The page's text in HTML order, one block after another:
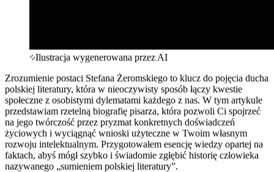
Ilustracja wygenerowana przez AI
Zrozumienie postaci Stefana Żeromskiego to klucz do pojęcia ducha
polskiej literatury, która w nieoczywisty sposób łączy kwestie
społeczne z osobistymi dylematami każdego z nas. W tym artykule
przedstawiam rzetelną biografię pisarza, która pozwoli Ci spojrzeć
na jego twórczość przez pryzmat konkretnych doświadczeń
życiowych i wyciągnąć wnioski użyteczne w Twoim własnym
rozwoju intelektualnym. Przygotowałem esencję wiedzy opartej na
faktach, abyś mógł szybko i świadomie zgłębić historię człowieka
nazywanego „sumieniem polskiej literatury”.